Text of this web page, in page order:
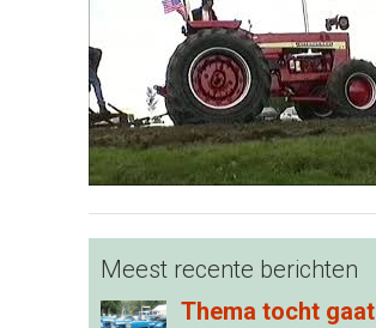
Meest recente berichten
Thema tocht gaat